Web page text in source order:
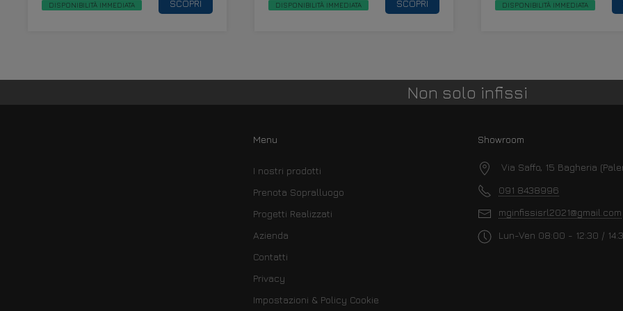
DISPONIBILITÀ IMMEDIATA SCOPRI DISPONIBILITÀ IMMEDIATA SCOPRI DISPONIBILITÀ IMMEDIATA
Non solo infissi
Menu
I nostri prodotti
Prenota Sopralluogo
Progetti Realizzati
Azienda
Contatti
Privacy
Impostazioni & Policy Cookie
Showroom
Via Saffo, 15 Bagheria
091 8438996
mginfissisrl2021@gmail.com
Lun-Ven 08:00 - 12:30 /